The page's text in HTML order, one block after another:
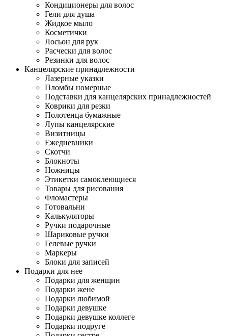
Кондиционеры для волос
Гели для душа
Жидкое мыло
Косметички
Лосьон для рук
Расчески для волос
Резинки для волос
Канцелярские принадлежности
Лазерные указки
Пломбы номерные
Подставки для канцелярских принадлежностей
Коврики для резки
Полотенца бумажные
Лупы канцелярские
Визитницы
Ежедневники
Скотчи
Блокноты
Ножницы
Этикетки самоклеющиеся
Товары для рисования
Фломастеры
Готовальни
Калькуляторы
Ручки подарочные
Шариковые ручки
Гелевые ручки
Маркеры
Блоки для записей
Подарки для нее
Подарки для женщин
Подарки жене
Подарки любимой
Подарки девушке
Подарки девушке коллеге
Подарки подруге